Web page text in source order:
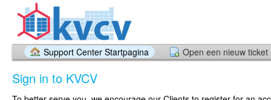
Support Center Startpagina Open een nieuw ticket
Sign in to KVCV